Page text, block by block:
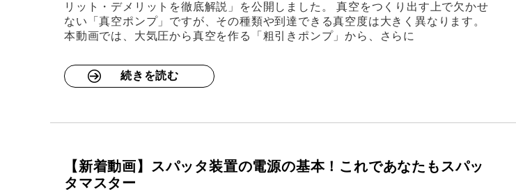
リット・デメリットを徹底解説」を公開しました。 真空をつくり出す上で欠かせ
ない「真空ポンプ」ですが、その種類や到達できる真空度は大きく異なります。
本動画では、大気圧から真空を作る「粗引きポンプ」から、さらに
続きを読む
【新着動画】スパッタ装置の電源の基本！これであなたもスパッ
タマスター